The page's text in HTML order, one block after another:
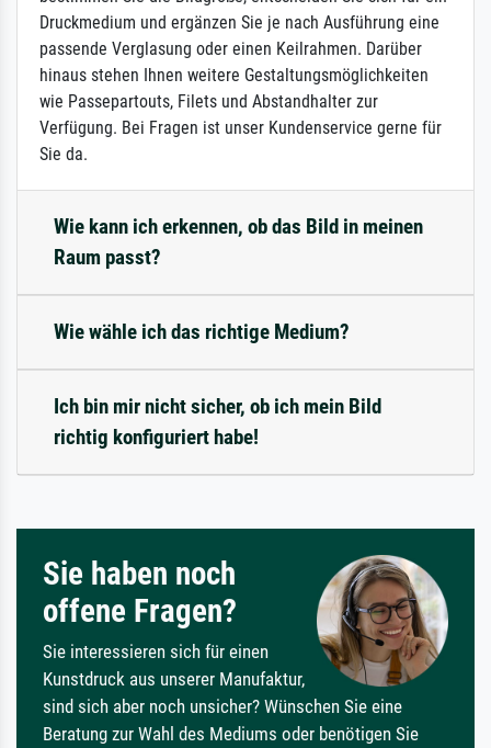
Druckmedium und ergänzen Sie je nach Ausführung eine
passende Verglasung oder einen Keilrahmen. Darüber
hinaus stehen Ihnen weitere Gestaltungsmöglichkeiten
wie Passepartouts, Filets und Abstandhalter zur
Verfügung. Bei Fragen ist unser Kundenservice gerne für
Sie da.
Wie kann ich erkennen, ob das Bild in meinen
Raum passt?
Wie wähle ich das richtige Medium?
Ich bin mir nicht sicher, ob ich mein Bild
richtig konfiguriert habe!
Sie haben noch
offene Fragen?
Sie interessieren sich für einen
Kunstdruck aus unserer Manufaktur,
sind sich aber noch unsicher? Wünschen Sie eine
Beratung zur Wahl des Mediums oder benötigen Sie